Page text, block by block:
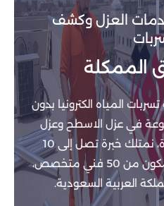
العزل وكشف
الممكلة
المياه الكترونيا بدون
في عزل الاسطح وعزل
مواسير المياه من الحرارة، نمتلك خبرة تصل إلى 10
سنوات، لدينا فريق عمل مكون من 50 فني متخصص،
العربية السعودية.